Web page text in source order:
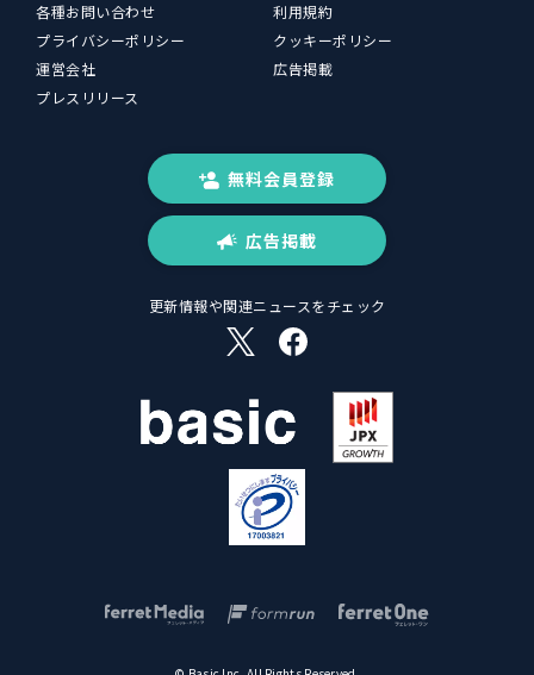
各種お問い合わせ
利用規約
プライバシーポリシー
クッキーポリシー
運営会社
広告掲載
プレスリリース
無料会員登録
広告掲載
更新情報や関連ニュースをチェック